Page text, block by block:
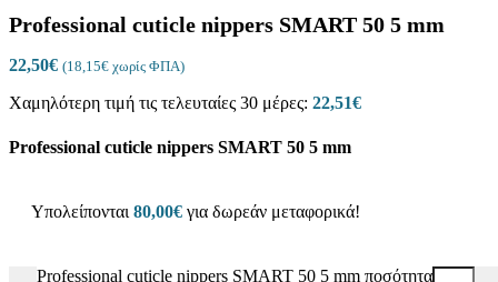
Professional cuticle nippers SMART 50 5 mm
22,50€ (18,15€ χωρίς ΦΠΑ)
Χαμηλότερη τιμή τις τελευταίες 30 μέρες: 22,51€
Professional cuticle nippers SMART 50 5 mm
Υπολείπονται 80,00€ για δωρεάν μεταφορικά!
Professional cuticle nippers SMART 50 5 mm ποσότητα